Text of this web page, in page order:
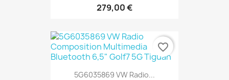
279,00 €
5G6035869 VW Radio...
favorite_border